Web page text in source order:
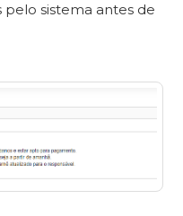
pelo sistema antes de